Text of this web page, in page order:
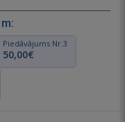
Piedāvājums Nr.3
50,00€